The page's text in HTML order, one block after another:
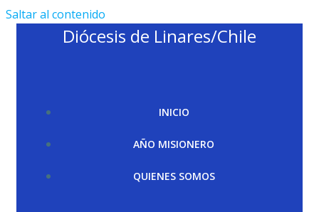
Saltar al contenido
Diócesis de Linares/Chile
INICIO
AÑO MISIONERO
QUIENES SOMOS